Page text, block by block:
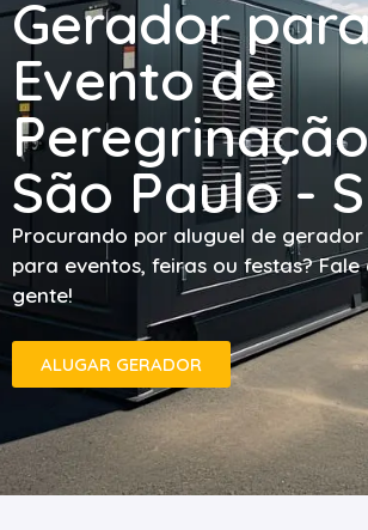
Gerador
Evento de
São Paulo -
Procurando por aluguel de gerador
para eventos, feiras ou festas?
gente!
ALUGAR GERADOR